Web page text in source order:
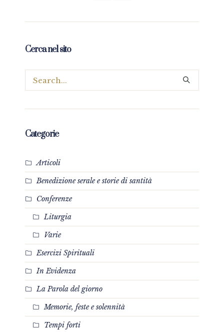
Cerca nel sito
Categorie
Articoli
Benedizione serale e storie di santità
Conferenze
Liturgia
Varie
Esercizi Spirituali
In Evidenza
La Parola del giorno
Memorie, feste e solennità
Tempi forti